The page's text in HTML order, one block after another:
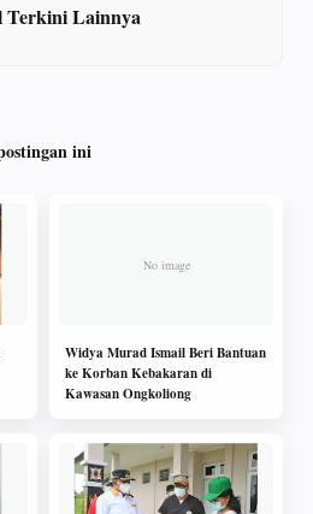
Terkini Lainnya
ini
Widya Murad Ismail Beri Bantuan
ke Korban Kebakaran di
Kawasan Ongkoliong